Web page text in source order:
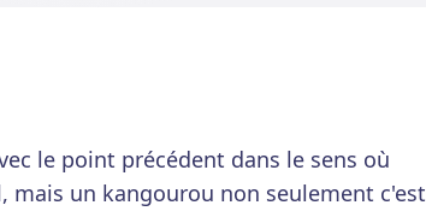
le point précédent dans le sens où
mais un kangourou non seulement c'est